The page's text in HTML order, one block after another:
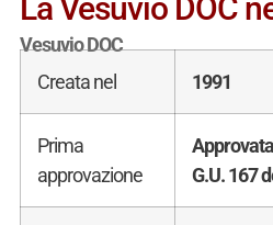
La Vesuvio DOC
Vesuvio DOC
Creata nel
1991
Prima
approvazione
G.U. 167